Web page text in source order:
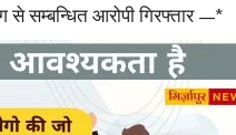
Hindi,
से सम्बन्धित आरोपी गिरफ्तार —*